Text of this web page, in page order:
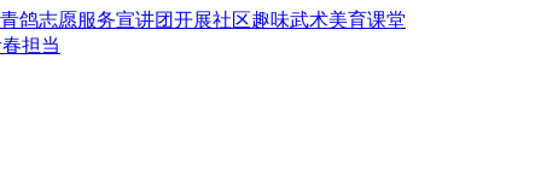
志愿服务宣讲团开展社区趣味武术美育课堂
担当